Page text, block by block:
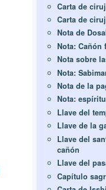
Carta de
Carta de
Nota de
Nota: Cañón
Nota sobre
Nota:
Nota de la
Nota:
Llave del
Llave de la
Llave del
cañón
Llave del
Capítulo